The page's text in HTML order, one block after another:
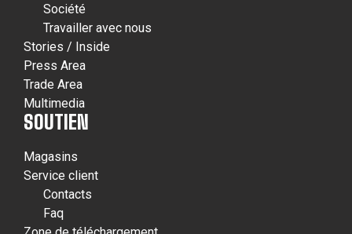
Société
Travailler avec nous
Stories / Inside
Press Area
Trade Area
Multimedia
SOUTIEN
Magasins
Service client
Contacts
Faq